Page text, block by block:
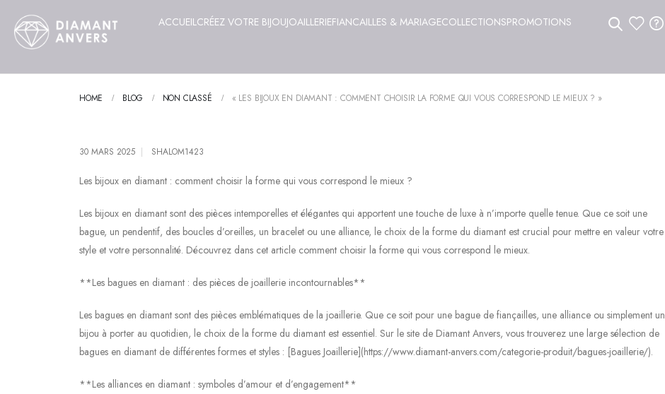
ACCUEILCRÉEZ VOTRE BIJOUJOAILLERIEFIANCAILLES & MARIAGECOLLECTIONSPROMOTIONS
HOME BLOG NON CLASSÉ « LES BIJOUX EN DIAMANT : COMMENT CHOISIR LA FORME QUI VOUS CORRESPOND LE MIEUX ? »
30 MARS 2025 SHALOM1423
Les bijoux en diamant : comment choisir la forme qui vous correspond le mieux ?
Les bijoux en diamant sont des pièces intemporelles et élégantes qui apportent une touche de luxe à n’importe quelle tenue. Que ce soit une
bague, un pendentif, des boucles d’oreilles, un bracelet ou une alliance, le choix de la forme du diamant est crucial pour mettre en valeur votre
style et votre personnalité. Découvrez dans cet article comment choisir la forme qui vous correspond le mieux.
**Les bagues en diamant : des pièces de joaillerie incontournables**
Les bagues en diamant sont des pièces emblématiques de la joaillerie. Que ce soit pour une bague de fiançailles, une alliance ou simplement un
bijou à porter au quotidien, le choix de la forme du diamant est essentiel. Sur le site de Diamant Anvers, vous trouverez une large sélection de
bagues en diamant de différentes formes et styles : [Bagues Joaillerie](https://www.diamant-anvers.com/categorie-produit/bagues-joaillerie/).
**Les alliances en diamant : symboles d’amour et d’engagement**